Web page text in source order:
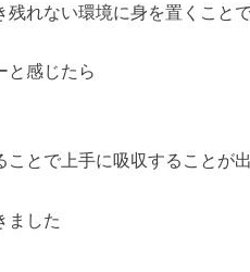
残れない環境に身を置くこと
と感じたら
とで上手に吸収することが
ました